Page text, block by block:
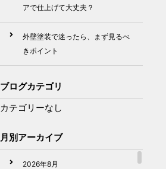
アで仕上げて大丈夫？
外壁塗装で迷ったら、まず見るべ
きポイント
ブログカテゴリ
カテゴリーなし
月別アーカイブ
2026年8月